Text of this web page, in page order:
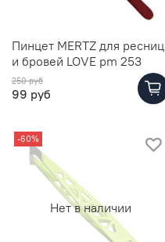
Пинцет MERTZ для ресниц
и бровей LOVE pm 253
250 руб
99 руб
Нет в наличии
-60%